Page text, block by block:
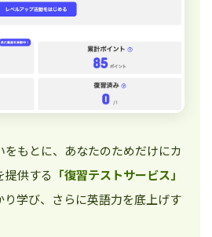
をもとに、あなたのためだけにカ
提供する 「復習テストサービス」
り学び、さらに英語力を底上げす